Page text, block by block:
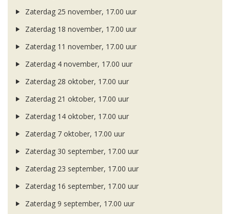
Zaterdag 25 november, 17.00 uur
Zaterdag 18 november, 17.00 uur
Zaterdag 11 november, 17.00 uur
Zaterdag 4 november, 17.00 uur
Zaterdag 28 oktober, 17.00 uur
Zaterdag 21 oktober, 17.00 uur
Zaterdag 14 oktober, 17.00 uur
Zaterdag 7 oktober, 17.00 uur
Zaterdag 30 september, 17.00 uur
Zaterdag 23 september, 17.00 uur
Zaterdag 16 september, 17.00 uur
Zaterdag 9 september, 17.00 uur